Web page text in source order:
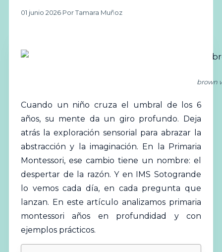
01 junio 2026·Por Tamara Muñoz
brown
Cuando un niño cruza el umbral de los 6
años, su mente da un giro profundo. Deja
atrás la exploración sensorial para abrazar la
abstracción y la imaginación. En la Primaria
Montessori, ese cambio tiene un nombre: el
despertar de la razón. Y en IMS Sotogrande
lo vemos cada día, en cada pregunta que
lanzan. En este artículo analizamos primaria
montessori años en profundidad y con
ejemplos prácticos.